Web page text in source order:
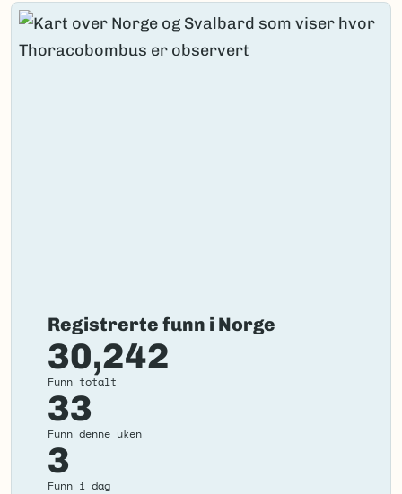
Registrerte funn i Norge
30,242
Funn totalt
33
Funn denne uken
3
Funn i dag